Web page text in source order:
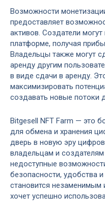
Возможности
предоставляет
активов. Создатели
платформе, получая
Владельцы также могут
аренду другим
в виде сдачи в аренду.
максимизировать
создавать новые потоки
Bitgesell NFT Farm — это
для обмена и хранения
дверь в новую эру
владельцам и
недоступные
безопасности, удобства
становится незаменимым
хочет успешно